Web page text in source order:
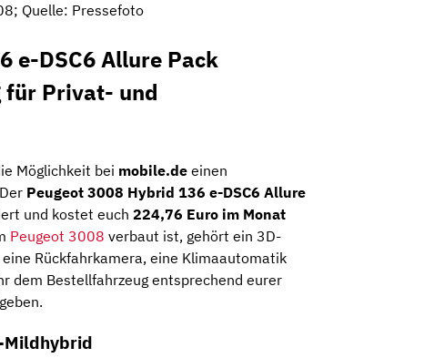
Quelle: Pressefoto
e-DSC6 Allure Pack
für Privat- und
Möglichkeit bei mobile.de einen
Peugeot 3008 Hybrid 136 e-DSC6 Allure
und kostet euch 224,76 Euro im Monat
Peugeot 3008 verbaut ist, gehört ein 3D-
Rückfahrkamera, eine Klimaautomatik
dem Bestellfahrzeug entsprechend eurer
Mildhybrid